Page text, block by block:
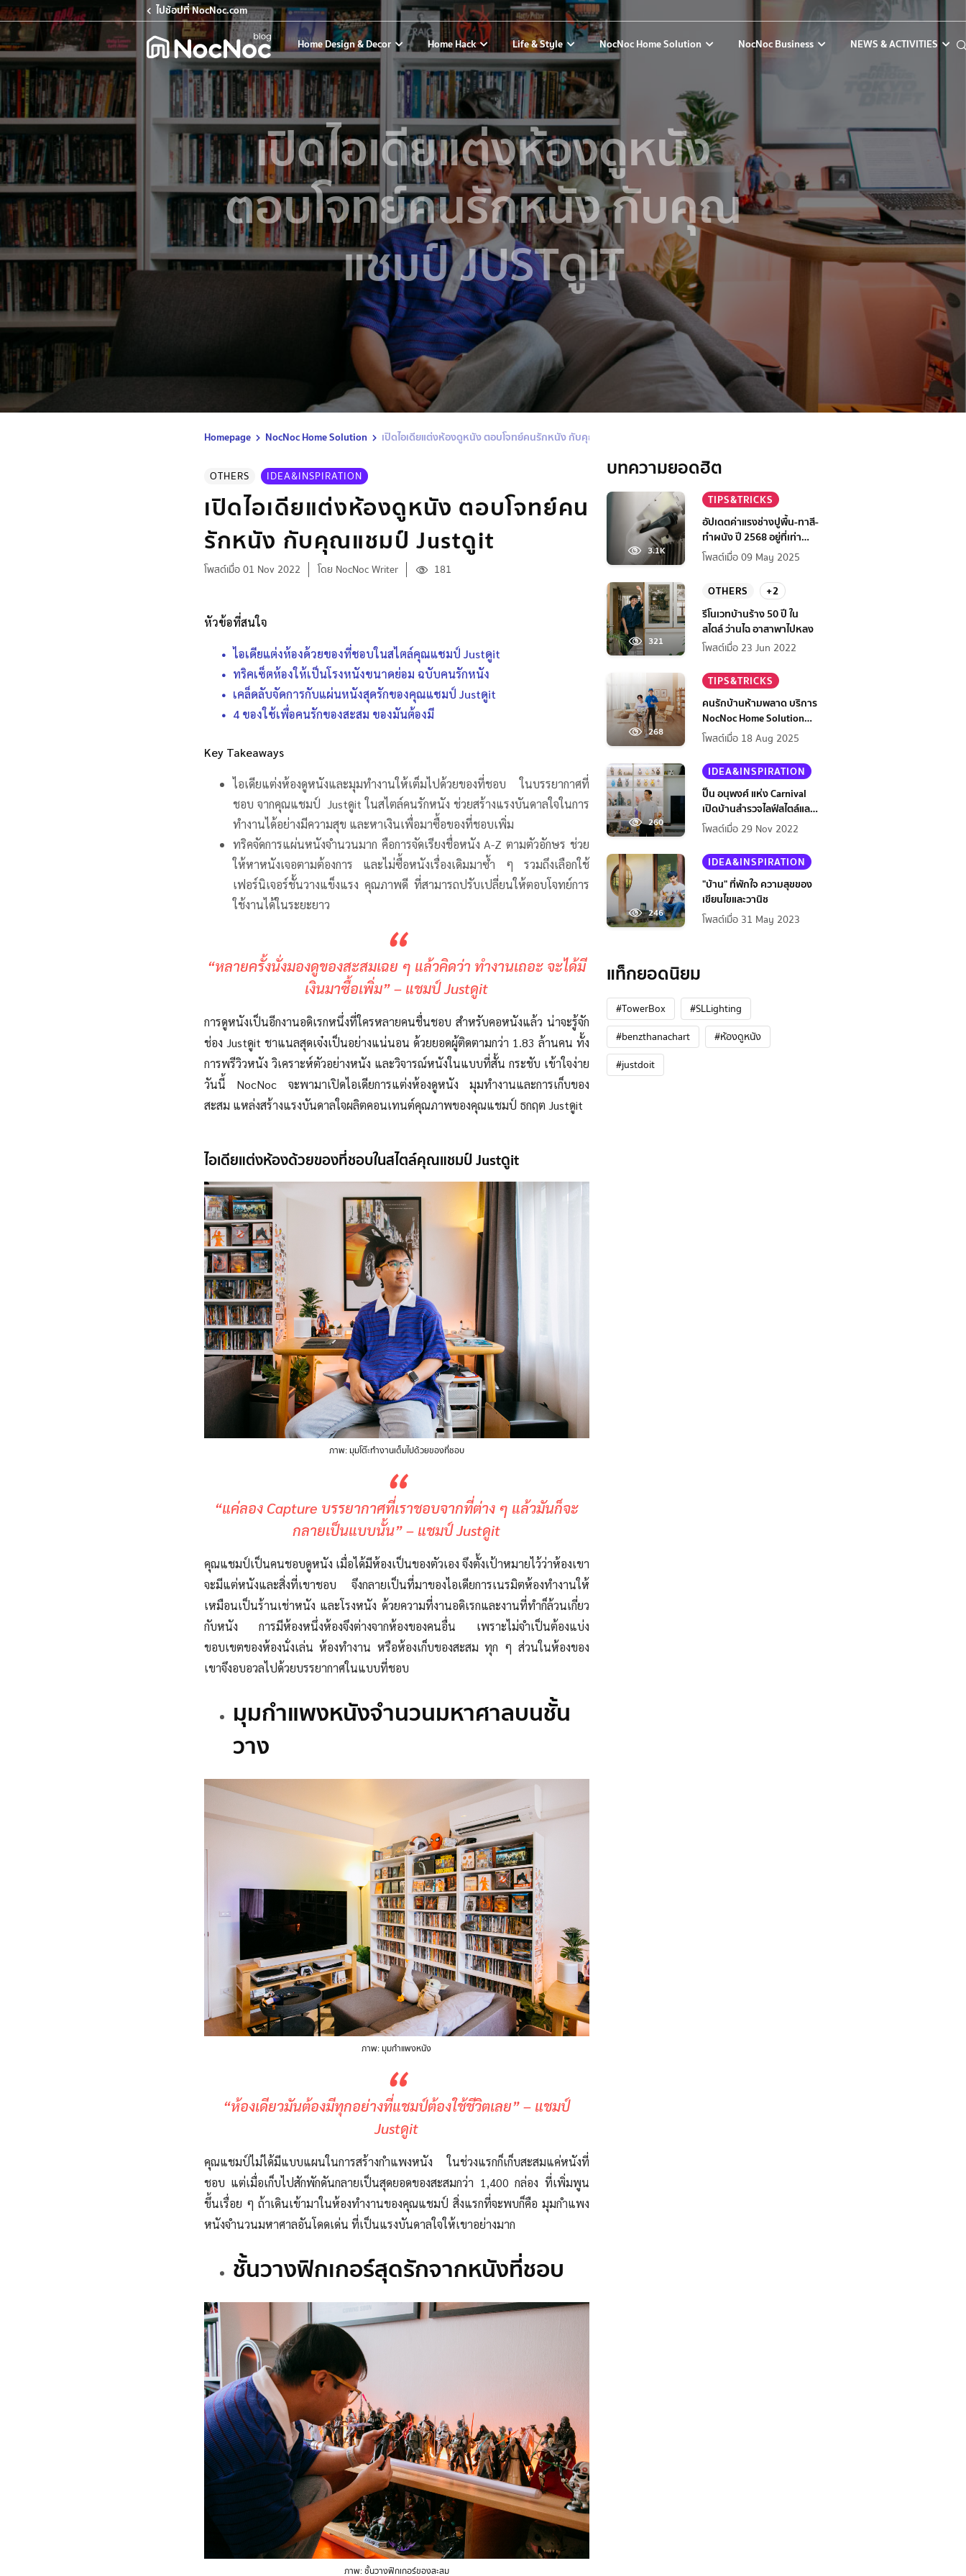
ไปช้อปที่ NocNoc.com
Home Design & Decor Home Hack Life & Style NocNoc Home Solution NocNoc Business NEWS & ACTIVITIES
เปิดไอเดียแต่งห้องดูหนัง
ตอบโจทย์คนรักหนัง กับคุณ
แชมป์ JUSTดูIT
Homepage NocNoc Home Solution เปิดไอเดียแต่งห้องดูหนัง ตอบโจทย์คนรักหนัง กับคุณแชมป์ Justดูit
OTHERS IDEA&INSPIRATION
เปิดไอเดียแต่งห้องดูหนัง ตอบโจทย์คน
รักหนัง กับคุณแชมป์ Justดูit
โพสต์เมื่อ 01 Nov 2022 โดย NocNoc Writer 181
หัวข้อที่สนใจ
ไอเดียแต่งห้องด้วยของที่ชอบในสไตล์คุณแชมป์ Justดูit
ทริคเซ็ตห้องให้เป็นโรงหนังขนาดย่อม ฉบับคนรักหนัง
เคล็ดลับจัดการกับแผ่นหนังสุดรักของคุณแชมป์ Justดูit
4 ของใช้เพื่อคนรักของสะสม ของมันต้องมี
Key Takeaways
ไอเดียแต่งห้องดูหนังและมุมทำงานให้เต็มไปด้วยของที่ชอบ ในบรรยากาศที่
ชอบ จากคุณแชมป์ Justดูit ในสไตล์คนรักหนัง ช่วยสร้างแรงบันดาลใจในการ
ทำงานได้อย่างมีความสุข และหาเงินเพื่อมาซื้อของที่ชอบเพิ่ม
ทริคจัดการแผ่นหนังจำนวนมาก คือการจัดเรียงชื่อหนัง A-Z ตามตัวอักษร ช่วย
ให้หาหนังเจอตามต้องการ และไม่ซื้อหนังเรื่องเดิมมาซ้ำ ๆ รวมถึงเลือกใช้
เฟอร์นิเจอร์ชั้นวางแข็งแรง คุณภาพดี ที่สามารถปรับเปลี่ยนให้ตอบโจทย์การ
ใช้งานได้ในระยะยาว
“
“หลายครั้งนั่งมองดูของสะสมเฉย ๆ แล้วคิดว่า ทำงานเถอะ จะได้มี
เงินมาซื้อเพิ่ม” – แชมป์ Justดูit
การดูหนังเป็นอีกงานอดิเรกหนึ่งที่ใครหลายคนชื่นชอบ สำหรับคอหนังแล้ว น่าจะรู้จัก
ช่อง Justดูit ชาแนลสุดเจ๋งเป็นอย่างแน่นอน ด้วยยอดผู้ติดตามกว่า 1.83 ล้านคน ทั้ง
การพรีวิวหนัง วิเคราะห์ตัวอย่างหนัง และวิจารณ์หนังในแบบที่สั้น กระชับ เข้าใจง่าย
วันนี้ NocNoc จะพามาเปิดไอเดียการแต่งห้องดูหนัง มุมทำงานและการเก็บของ
สะสม แหล่งสร้างแรงบันดาลใจผลิตคอนเทนต์คุณภาพของคุณแชมป์ ธกฤต Justดูit
ไอเดียแต่งห้องด้วยของที่ชอบในสไตล์คุณแชมป์ Justดูit
ภาพ: มุมโต๊ะทำงานเต็มไปด้วยของที่ชอบ
“
“แค่ลอง Capture บรรยากาศที่เราชอบจากที่ต่าง ๆ แล้วมันก็จะ
กลายเป็นแบบนั้น” – แชมป์ Justดูit
คุณแชมป์เป็นคนชอบดูหนัง เมื่อได้มีห้องเป็นของตัวเอง จึงตั้งเป้าหมายไว้ว่าห้องเขา
จะมีแต่หนังและสิ่งที่เขาชอบ จึงกลายเป็นที่มาของไอเดียการเนรมิตห้องทำงานให้
เหมือนเป็นร้านเช่าหนัง และโรงหนัง ด้วยความที่งานอดิเรกและงานที่ทำก็ล้วนเกี่ยว
กับหนัง การมีห้องหนึ่งห้องจึงต่างจากห้องของคนอื่น เพราะไม่จำเป็นต้องแบ่ง
ขอบเขตของห้องนั่งเล่น ห้องทำงาน หรือห้องเก็บของสะสม ทุก ๆ ส่วนในห้องของ
เขาจึงอบอวลไปด้วยบรรยากาศในแบบที่ชอบ
มุมกำแพงหนังจำนวนมหาศาลบนชั้น
วาง
ภาพ: มุมกำแพงหนัง
“
“ห้องเดียวมันต้องมีทุกอย่างที่แชมป์ต้องใช้ชีวิตเลย” – แชมป์
Justดูit
คุณแชมป์ไม่ได้มีแบบแผนในการสร้างกำแพงหนัง ในช่วงแรกก็เก็บสะสมแค่หนังที่
ชอบ แต่เมื่อเก็บไปสักพักดันกลายเป็นสุดยอดของสะสมกว่า 1,400 กล่อง ที่เพิ่มพูน
ขึ้นเรื่อย ๆ ถ้าเดินเข้ามาในห้องทำงานของคุณแชมป์ สิ่งแรกที่จะพบก็คือ มุมกำแพง
หนังจำนวนมหาศาลอันโดดเด่น ที่เป็นแรงบันดาลใจให้เขาอย่างมาก
ชั้นวางฟิกเกอร์สุดรักจากหนังที่ชอบ
ภาพ: ชั้นวางฟิกเกอร์ของสะสม
บทความยอดฮิต
3.1K
TIPS&TRICKS
อัปเดตค่าแรงช่างปูพื้น-ทาสี-
ทำผนัง ปี 2568 อยู่ที่เท่า
ไหร่?
โพสต์เมื่อ 09 May 2025
321
OTHERS
+2
รีโนเวทบ้านร้าง 50 ปี ใน
สไตล์ ว่านไฉ อาสาพาไปหลง
โพสต์เมื่อ 23 Jun 2022
268
TIPS&TRICKS
คนรักบ้านห้ามพลาด บริการ
NocNoc Home Solution
ตอบโจทย์ทุกปัญหาบ้าน
โพสต์เมื่อ 18 Aug 2025
260
IDEA&INSPIRATION
ปิ๊น อนุพงศ์ แห่ง Carnival
เปิดบ้านสำรวจไลฟ์สไตล์และ
มุมมองในการทำบ้าน
โพสต์เมื่อ 29 Nov 2022
246
IDEA&INSPIRATION
"บ้าน" ที่พักใจ ความสุขของ
เขียนไขและวานิช
โพสต์เมื่อ 31 May 2023
แท็กยอดนิยม
#TowerBox
#SLLighting
#benzthanachart
#ห้องดูหนัง
#justdoit